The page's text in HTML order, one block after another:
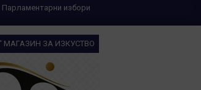
Парламентарни избори
МАГАЗИН ЗА ИЗКУСТВО